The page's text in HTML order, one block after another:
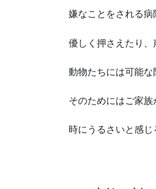
嫌なことをされる病
優しく押さえたり、
動物たちには可能な
そのためにはご家族
時にうるさいと感じ